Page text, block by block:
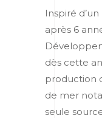
Inspiré
après 6
dès cette
production
de mer
seule